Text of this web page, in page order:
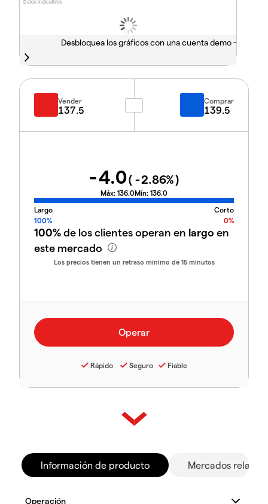
Datos indicativos
Desbloquea los gráficos con una cuenta demo -
Vender
137.5
Comprar
139.5
-4.0( -2.86%)
Máx: 136.0Mín: 136.0
Largo
Corto
100%
0%
100%de los clientes operan en largo en
este mercado
Los precios tienen un retraso mínimo de 15 minutos
Rápido Seguro Fiable
Información de producto Mercados